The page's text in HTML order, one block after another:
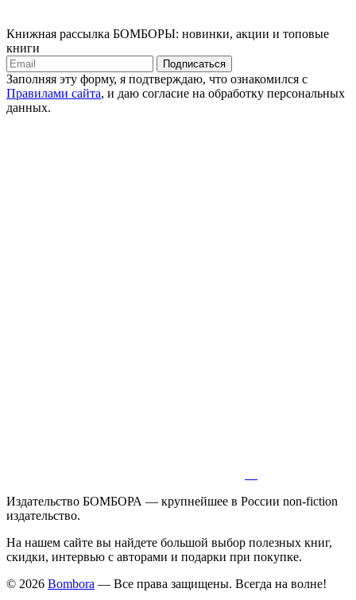
Книжная рассылка БОМБОРЫ: новинки, акции и топовые
книги
Подписаться
Заполняя эту форму, я подтверждаю, что ознакомился с
Правилами сайта, и даю согласие на обработку персональных
данных.
Издательство БОМБОРА — крупнейшее в России non-fiction
издательство.
На нашем сайте вы найдете большой выбор полезных книг,
скидки, интервью с авторами и подарки при покупке.
© 2026 Bombora — Все права защищены. Всегда на волне!